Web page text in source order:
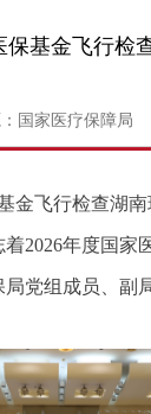
保基金飞行检
国家医疗保障局
金飞行检查湖
2026年度国家
党组成员、副